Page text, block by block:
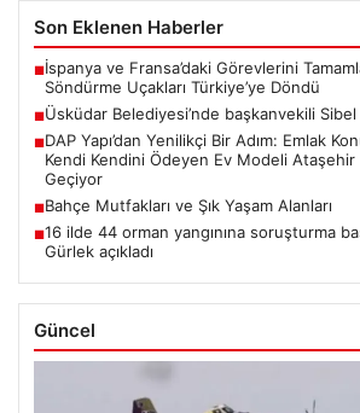
Son Eklenen Haberler
■İspanya ve Fransa’daki Görevlerini
Söndürme Uçakları Türkiye’ye Döndü
■Üsküdar Belediyesi’nde başkanvekili
■DAP Yapı’dan Yenilikçi Bir Adım: Emlak
Kendi Kendini Ödeyen Ev Modeli Ataşehir
Geçiyor
■Bahçe Mutfakları ve Şık Yaşam Alanları
■16 ilde 44 orman yangınına soruşturma
Gürlek açıkladı
Güncel